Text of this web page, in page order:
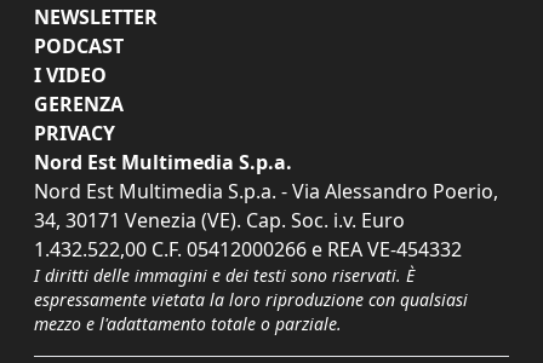
NEWSLETTER
PODCAST
I VIDEO
GERENZA
PRIVACY
Nord Est Multimedia S.p.a.
Nord Est Multimedia S.p.a. - Via Alessandro Poerio,
34, 30171 Venezia (VE). Cap. Soc. i.v. Euro
1.432.522,00 C.F. 05412000266 e REA VE-454332
I diritti delle immagini e dei testi sono riservati. È
espressamente vietata la loro riproduzione con qualsiasi
mezzo e l'adattamento totale o parziale.